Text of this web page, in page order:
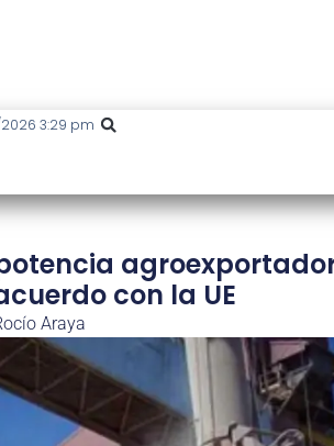
3:29 pm
con la UE
Araya